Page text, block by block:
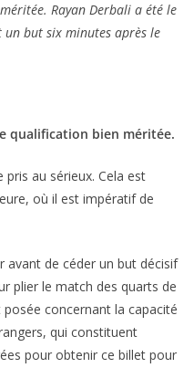
Rayan Derbali a été le
un but six minutes après le
qualification bien méritée.
pris au sérieux. Cela est
où il est impératif de
avant de céder un but décisif
plier le match des quarts de
posée concernant la capacité
qui constituent
pour obtenir ce billet pour